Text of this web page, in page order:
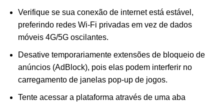
Verifique se sua conexão de internet está estável,
preferindo redes Wi-Fi privadas em vez de dados
móveis 4G/5G oscilantes.
Desative temporariamente extensões de bloqueio de
anúncios (AdBlock), pois elas podem interferir no
carregamento de janelas pop-up de jogos.
Tente acessar a plataforma através de uma aba